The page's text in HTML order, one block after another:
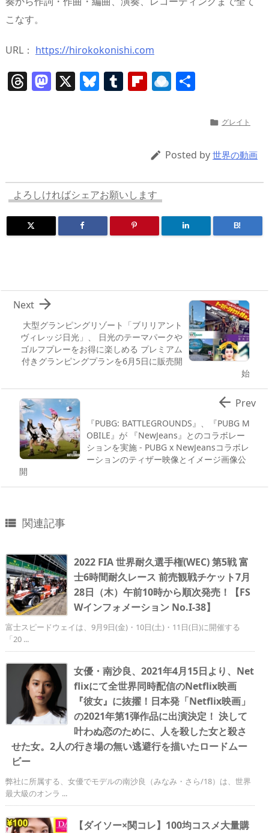
こなす。
URL： https://hirokokonishi.com
T
s
M
o
n
X Bl T Fl
ar
d
R
ro
p.
 グレイト
 Posted by 世界の動画
よろしければシェアお願いします
B!
大型グランピングリゾート「ブリリアント
ヴィレッジ日光」、 日光のテーマパークや
ゴルフプレーをお得に楽しめる プレミアム
付きグランピングプランを6月5日に販売開
始

Next
『PUBG: BATTLEGROUNDS』、『PUBG M
OBILE』が 『NewJeans』とのコラボレー
ションを実施 - PUBG x NewJeansコラボレ
ーションのティザー映像とイメージ画像公
開
 Prev
 関連記事
2022 FIA 世界耐久選手権(WEC) 第5戦 富
士6時間耐久レース 前売観戦チケット7月
28日（木）午前10時から順次発売！【FS
Wインフォメーション No.I-38】
富士スピードウェイは、9月9日(金)・10日(土)・11日(日)に開催する
「20 ...
女優・南沙良、2021年4月15日より、Net
flixにて全世界同時配信のNetflix映画
『彼女』に抜擢！日本発「Netflix映画」
の2021年第1弾作品に出演決定！ 決して
叶わぬ恋のために、人を殺した女と殺さ
せた女。2人の行き場の無い逃避行を描いたロードムー
ビー
弊社に所属する、女優でモデルの南沙良（みなみ・さら/18）は、世界
最大級のオンラ ...
【ダイソー×関コレ】100均コスメ大量購